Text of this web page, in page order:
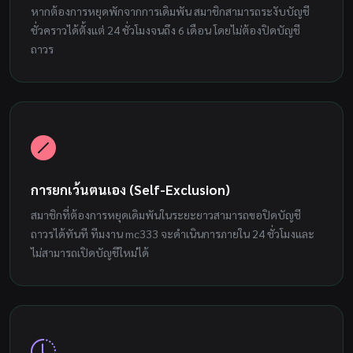
หากต้องการหยุดพักจากการเดิมพัน สมาชิกสามารถระงับบัญชี
ชั่วคราวได้ตั้งแต่ 24 ชั่วโมงจนถึง 6 เดือน โดยไม่ต้องปิดบัญชี
ถาวร
การยกเว้นตนเอง (Self-Exclusion)
สมาชิกที่ต้องการหยุดเดิมพันในระยะยาวสามารถขอปิดบัญชี
ถาวรได้ทันที ทีมงาน mc333 จะดำเนินการภายใน 24 ชั่วโมงและ
ไม่สามารถเปิดบัญชีใหม่ได้